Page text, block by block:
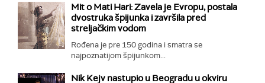
Mit o Mati Hari: Zavela je Evropu, postala
dvostruka špijunka i završila pred
streljačkim vodom
Rođena je pre 150 godina i smatra se
najpoznatijom špijunkom...
Nik Kejv nastupio u Beogradu u okviru